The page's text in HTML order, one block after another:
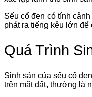
Sếu cổ đen có tính
phát ra tiếng kêu lớn
Quá Trình
Sinh sản của sếu cổ
trên mặt đất, thường là